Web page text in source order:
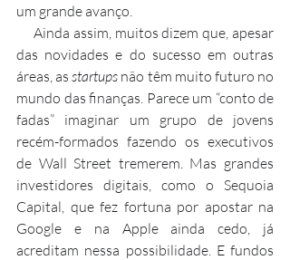
um grande avanço.
das novidades e do sucesso em outras
áreas, as startups não têm muito futuro no
mundo das finanças. Parece um “conto de
fadas” imaginar um grupo de jovens
recém-formados fazendo os executivos
de Wall Street tremerem. Mas grandes
investidores digitais, como o Sequoia
Capital, que fez fortuna por apostar na
Google e na Apple ainda cedo, já
acreditam nessa possibilidade. E fundos